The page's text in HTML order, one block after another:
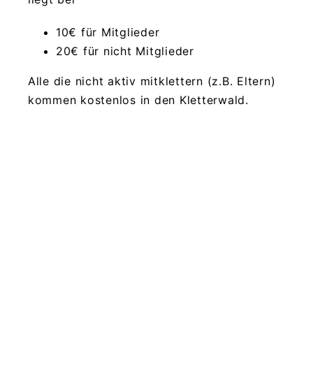
10€ für Mitglieder
20€ für nicht Mitglieder
Alle die nicht aktiv mitklettern (z.B. Eltern)
kommen kostenlos in den Kletterwald.